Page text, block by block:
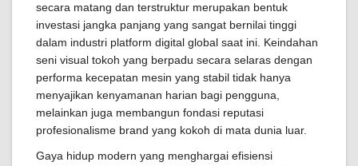
secara matang dan terstruktur merupakan bentuk
investasi jangka panjang yang sangat bernilai tinggi
dalam industri platform digital global saat ini. Keindahan
seni visual tokoh yang berpadu secara selaras dengan
performa kecepatan mesin yang stabil tidak hanya
menyajikan kenyamanan harian bagi pengguna,
melainkan juga membangun fondasi reputasi
profesionalisme brand yang kokoh di mata dunia luar.
Gaya hidup modern yang menghargai efisiensi